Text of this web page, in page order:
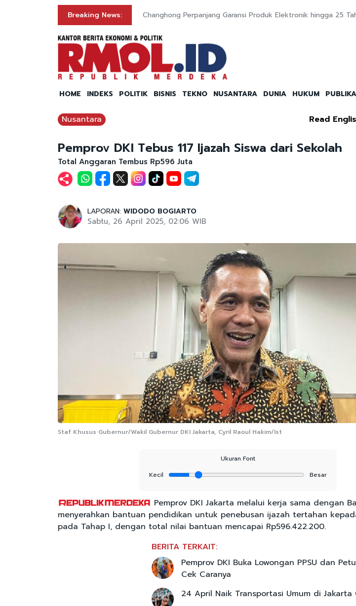
Breaking News: Changhong Perpanjang Garansi Produk Elektronik hingga 25
HOME INDEKS POLITIK BISNIS TEKNO NUSANTARA DUNIA HUKUM PUBLIKA
Nusantara Read
Pemprov DKI Tebus 117 Ijazah Siswa dari Sekolah
Total Anggaran Tembus Rp596 Juta
LAPORAN: WIDODO BOGIARTO
Sabtu, 26 April 2025, 02:06 WIB
Staf Khusus Gubernur/Wakil Gubernur DKI Jakarta, Cyril Raoul Hakim/Ist
Ukuran Font
Kecil
Besar
Pemprov DKI Jakarta melalui kerja sama dengan
menyerahkan bantuan pendidikan untuk penebusan ijazah tertahan
pada Tahap I, dengan total nilai bantuan mencapai Rp596.422.200.
BERITA TERKAIT:
Pemprov DKI Buka Lowongan PPSU dan
Cek Caranya
24 April Naik Transportasi Umum di Jakarta